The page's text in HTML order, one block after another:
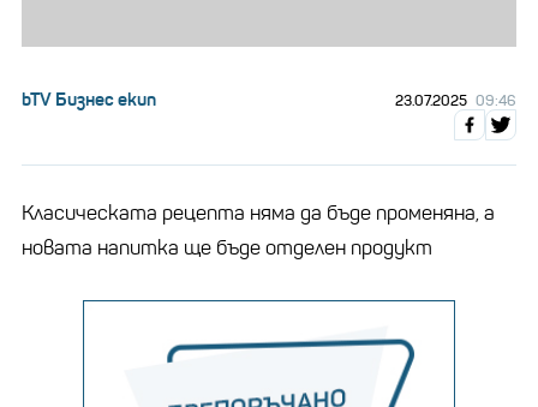
bTV Бизнес екип 23.07.2025 09:46
Kласическата рецепта няма да бъде променяна, a
новата напитка ще бъде отделен продукт